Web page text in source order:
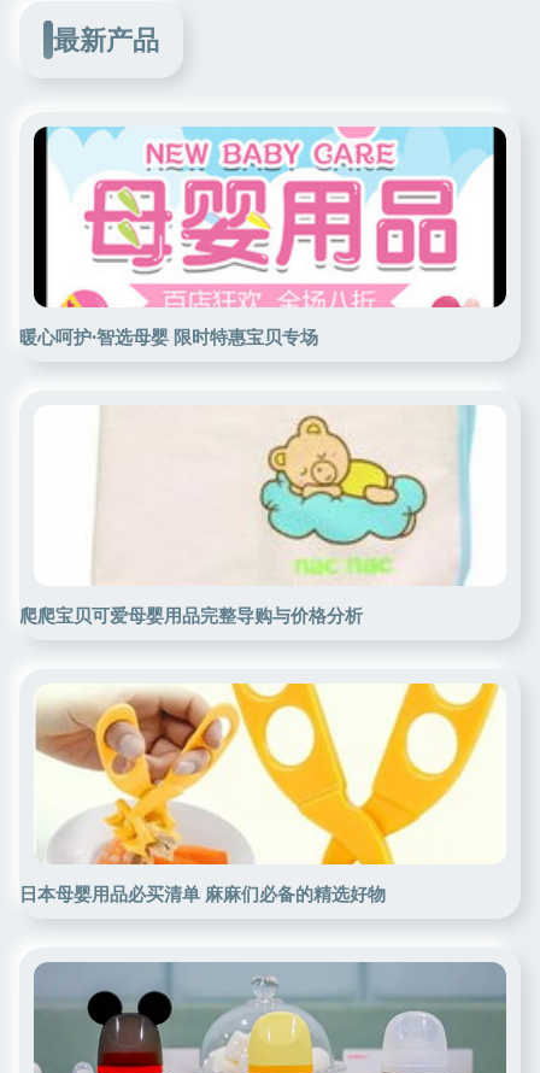
最新产品
暖心呵护·智选母婴 限时特惠宝贝专场
爬爬宝贝可爱母婴用品完整导购与价格分析
日本母婴用品必买清单 麻麻们必备的精选好物